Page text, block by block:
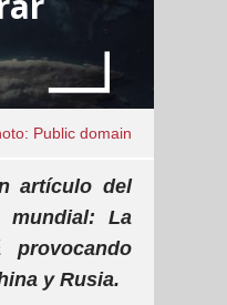
Public domain
artículo del
mundial: La
y Rusia.